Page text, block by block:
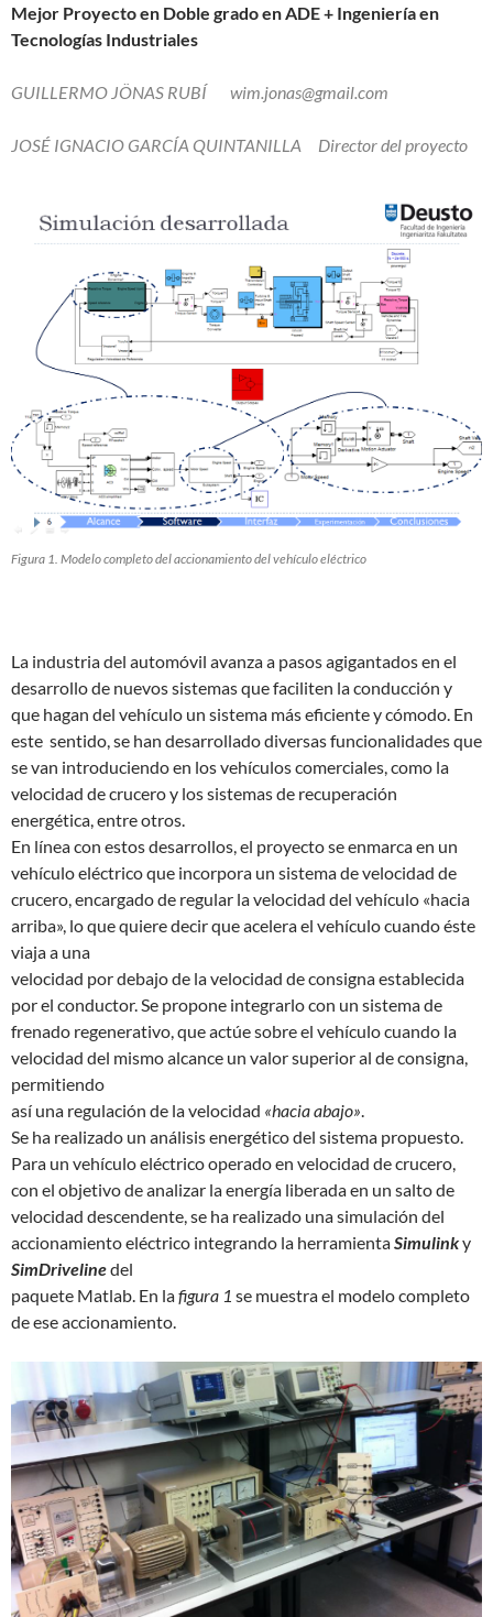
Mejor Proyecto en Doble grado en ADE + Ingeniería en
Tecnologías Industriales
GUILLERMO JÖNAS RUBÍ wim.jonas@gmail.com
JOSÉ IGNACIO GARCÍA QUINTANILLA Director del proyecto
Figura 1. Modelo completo del accionamiento del vehículo eléctrico
La industria del automóvil avanza a pasos agigantados en el
desarrollo de nuevos sistemas que faciliten la conducción y
que hagan del vehículo un sistema más eficiente y cómodo. En
este sentido, se han desarrollado diversas funcionalidades que
se van introduciendo en los vehículos comerciales, como la
velocidad de crucero y los sistemas de recuperación
energética, entre otros.
En línea con estos desarrollos, el proyecto se enmarca en un
vehículo eléctrico que incorpora un sistema de velocidad de
crucero, encargado de regular la velocidad del vehículo «hacia
arriba», lo que quiere decir que acelera el vehículo cuando éste
viaja a una
velocidad por debajo de la velocidad de consigna establecida
por el conductor. Se propone integrarlo con un sistema de
frenado regenerativo, que actúe sobre el vehículo cuando la
velocidad del mismo alcance un valor superior al de consigna,
permitiendo
así una regulación de la velocidad «hacia abajo»
Se ha realizado un análisis energético del sistema propuesto.
Para un vehículo eléctrico operado en velocidad de crucero,
con el objetivo de analizar la energía liberada en un salto de
velocidad descendente, se ha realizado una simulación del
accionamiento eléctrico integrando la herramientaSimulinky
SimDrivelinedel
paquete Matlab. En lafigura 1 se muestra el modelo completo
de ese accionamiento.